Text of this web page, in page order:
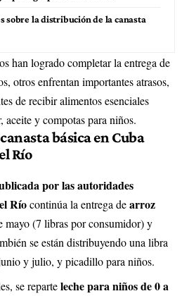
sobre la distribución de la canasta
han logrado completar la entrega de
otros enfrentan importantes atrasos,
de recibir alimentos esenciales
aceite y compotas para niños.
básica en Cuba
Río
por las autoridades
Ríocontinúa la entrega dearroz
mayo (7 libras por consumidor) y
se están distribuyendo una libra
y julio, y picadillo para niños.
se reparteleche para niños de 0 a